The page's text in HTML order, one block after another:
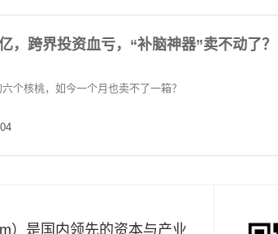
，跨界投资血亏，“补脑神器”卖不动了？
个核桃，如今一个月也卖不了一箱？
）是国内领先的资本与产业